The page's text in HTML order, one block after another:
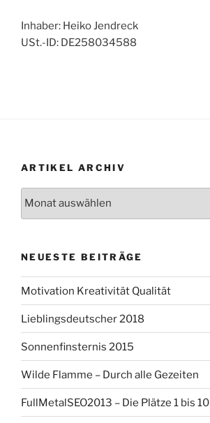
Inhaber: Heiko Jendreck
USt.-ID: DE258034588
ARTIKEL ARCHIV
NEUESTE BEITRÄGE
Motivation Kreativität Qualität
Lieblingsdeutscher 2018
Sonnenfinsternis 2015
Wilde Flamme – Durch alle Gezeiten
FullMetalSEO2013 – Die Plätze 1 bis 10